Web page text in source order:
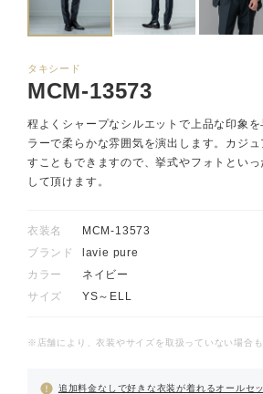
タキシード
MCM-13573
程よくシャープなシルエットで上品な印象
ラーで柔らかな雰囲気を演出します。カジ
すこともできますので、挙式やフォトとい
して頂けます。
衣装名
MCM-13573
ブランド
lavie pure
カラー
ネイビー
サイズ
YS～ELL
※店舗により、衣装やサイズを取扱っていない場合も
追加料金なしで好きな衣装が着れるオールセ